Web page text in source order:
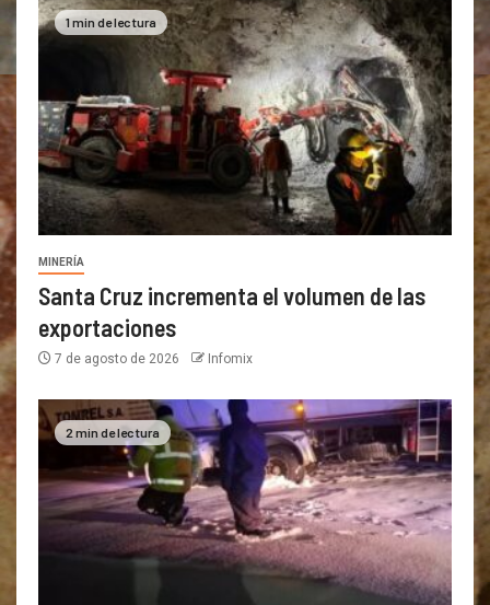
1 min de lectura
MINERÍA
Santa Cruz incrementa el volumen de las
exportaciones
7 de agosto de 2026 Infomix
2 min de lectura